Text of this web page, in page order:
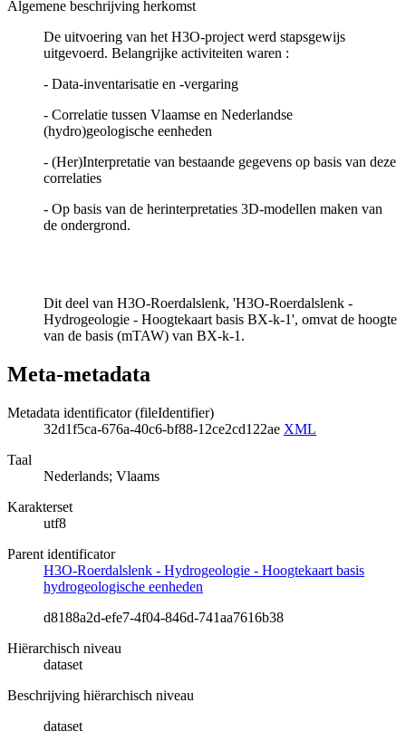
Algemene beschrijving herkomst
De uitvoering van het H3O-project werd stapsgewijs
uitgevoerd. Belangrijke activiteiten waren :
- Data-inventarisatie en -vergaring
- Correlatie tussen Vlaamse en Nederlandse
(hydro)geologische eenheden
- (Her)Interpretatie van bestaande gegevens op basis van deze
correlaties
- Op basis van de herinterpretaties 3D-modellen maken van
de ondergrond.
Dit deel van H3O-Roerdalslenk, 'H3O-Roerdalslenk -
Hydrogeologie - Hoogtekaart basis BX-k-1', omvat de hoogte
van de basis (mTAW) van BX-k-1.
Meta-metadata
Metadata identificator (fileIdentifier)
32d1f5ca-676a-40c6-bf88-12ce2cd122ae XML
Taal
Nederlands; Vlaams
Karakterset
utf8
Parent identificator
H3O-Roerdalslenk - Hydrogeologie - Hoogtekaart basis
hydrogeologische eenheden
d8188a2d-efe7-4f04-846d-741aa7616b38
Hiërarchisch niveau
dataset
Beschrijving hiërarchisch niveau
dataset